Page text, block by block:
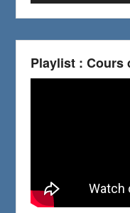
Playlist : Cours